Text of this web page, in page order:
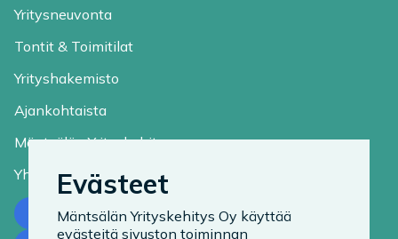
Yritysneuvonta
Tontit & Toimitilat
Yrityshakemisto
Ajankohtaista
Mäntsälän Yrityskehitys
Yhteystiedot
Ota yhteyttä
Evästeet
Mäntsälän Yrityskehitys Oy käyttää
evästeitä sivuston toiminnan